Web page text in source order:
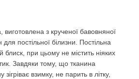
виготовлена з крученої бавовняної
постільної білизни. Постільна
блиск, при цьому не містить ніяких
Завдяки тому, що тканина
взимку, не парить в літку,